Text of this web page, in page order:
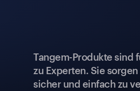
Tangem-Produkte sind
zu Experten. Sie
sicher und einfach zu